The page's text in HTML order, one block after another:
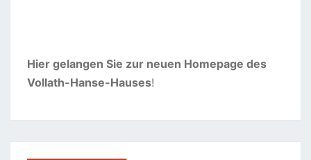
Hier gelangen Sie zur neuen Homepage des
Vollath-Hanse-Hauses!